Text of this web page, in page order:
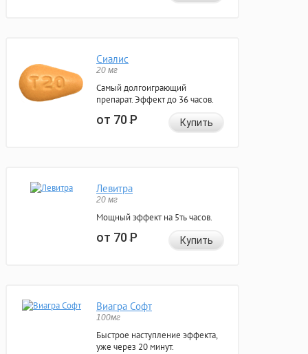
Сиалис
20 мг
Самый долгоиграющий
препарат. Эффект до 36 часов.
от 70Р Купить
Левитра
20 мг
Мощный эффект на 5ть часов.
от 70Р Купить
Виагра Софт
100мг
Быстрое наступление эффекта,
уже через 20 минут.